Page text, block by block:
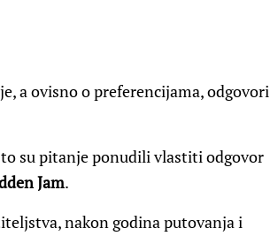
a ovisno o preferencijama, odgovori
su pitanje ponudili vlastiti odgovor
Jam.
nakon godina putovanja i